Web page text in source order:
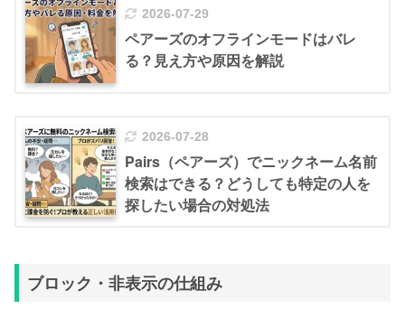
2026-07-29
ペアーズのオフラインモードはバレ
る？見え方や原因を解説
2026-07-28
Pairs（ペアーズ）でニックネーム名前
検索はできる？どうしても特定の人を
探したい場合の対処法
ブロック・非表示の仕組み